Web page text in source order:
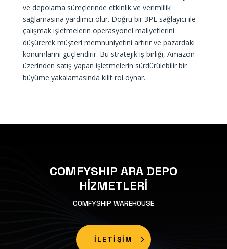
ve depolama süreçlerinde etkinlik ve verimlilik
sağlamasına yardımcı olur. Doğru bir 3PL sağlayıcı ile
çalışmak işletmelerin operasyonel maliyetlerini
düşürerek müşteri memnuniyetini artırır ve pazardaki
konumlarını güçlendirir. Bu stratejik iş birliği, Amazon
üzerinden satış yapan işletmelerin sürdürülebilir bir
büyüme yakalamasında kilit rol oynar.
COMFYSHIP ARA DEPO
HİZMETLERİ
COMFYSHIP WAREHOUSE
İLETİŞİM